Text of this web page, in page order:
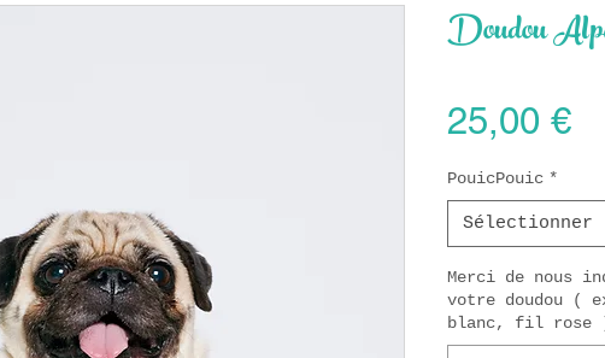
Doudou
25,00 €
PouicPouic *
Sélectionner
Merci de nous
votre doudou (
blanc, fil rose